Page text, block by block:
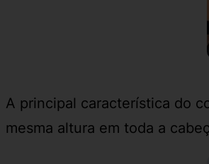
A principal característica do
mesma altura em toda a